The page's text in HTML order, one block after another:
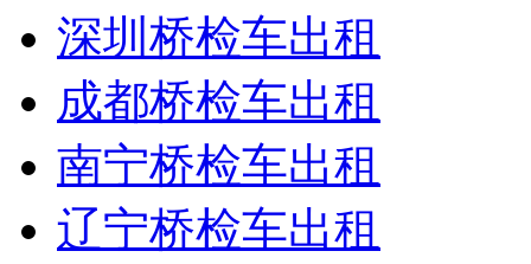
深圳桥检车出租
成都桥检车出租
南宁桥检车出租
辽宁桥检车出租